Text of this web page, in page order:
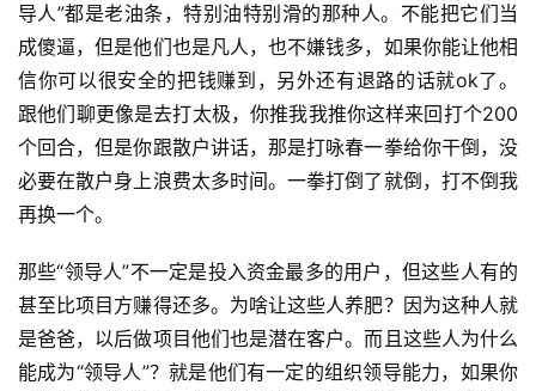
导人”都是老油条，特别油特别滑的那种人。不能把它们当
成傻逼，但是他们也是凡人，也不嫌钱多，如果你能让他相
信你可以很安全的把钱赚到，另外还有退路的话就ok了。
跟他们聊更像是去打太极，你推我我推你这样来回打个200
个回合，但是你跟散户讲话，那是打咏春一拳给你干倒，没
必要在散户身上浪费太多时间。一拳打倒了就倒，打不倒我
再换一个。
那些“领导人”不一定是投入资金最多的用户，但这些人有的
甚至比项目方赚得还多。为啥让这些人养肥？因为这种人就
是爸爸，以后做项目他们也是潜在客户。而且这些人为什么
能成为“领导人”？就是他们有一定的组织领导能力，如果你